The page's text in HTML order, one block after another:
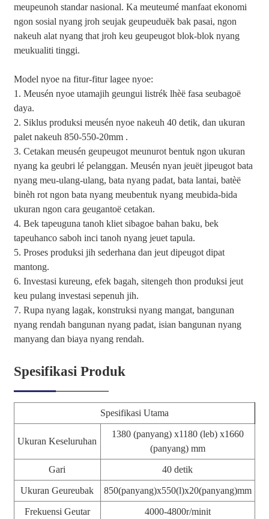
meupeunoh standar nasional. Ka meuteumé manfaat ekonomi
ngon sosial nyang jroh seujak geupeuduëk bak pasai, ngon
nakeuh alat nyang that jroh keu geupeugot blok-blok nyang
meukualiti tinggi.
Model nyoe na fitur-fitur lagee nyoe:
1. Meusén nyoe utamajih geungui listrék lhèë fasa seubagoë
daya.
2. Siklus produksi meusén nyoe nakeuh 40 detik, dan ukuran
palet nakeuh 850-550-20mm .
3. Cetakan meusén geupeugot meunurot bentuk ngon ukuran
nyang ka geubri lé pelanggan. Meusén nyan jeuët jipeugot bata
nyang meu-ulang-ulang, bata nyang padat, bata lantai, batèë
binèh rot ngon bata nyang meubentuk nyang meubida-bida
ukuran ngon cara geugantoë cetakan.
4. Bek tapeuguna tanoh kliet sibagoe bahan baku, bek
tapeuhanco saboh inci tanoh nyang jeuet tapula.
5. Proses produksi jih sederhana dan jeut dipeugot dipat
mantong.
6. Investasi kureung, efek bagah, sitengeh thon produksi jeut
keu pulang investasi sepenuh jih.
7. Rupa nyang lagak, konstruksi nyang mangat, bangunan
nyang rendah bangunan nyang padat, isian bangunan nyang
manyang dan biaya nyang rendah.
Spesifikasi Produk
Spesifikasi Utama
Ukuran Keseluruhan
1380 (panyang) x1180 (leb) x1660
(panyang) mm
Gari 40 detik
Ukuran Geureubak 850(panyang)x550(l)x20(panyang)mm
Frekuensi Geutar 4000-4800r/minit